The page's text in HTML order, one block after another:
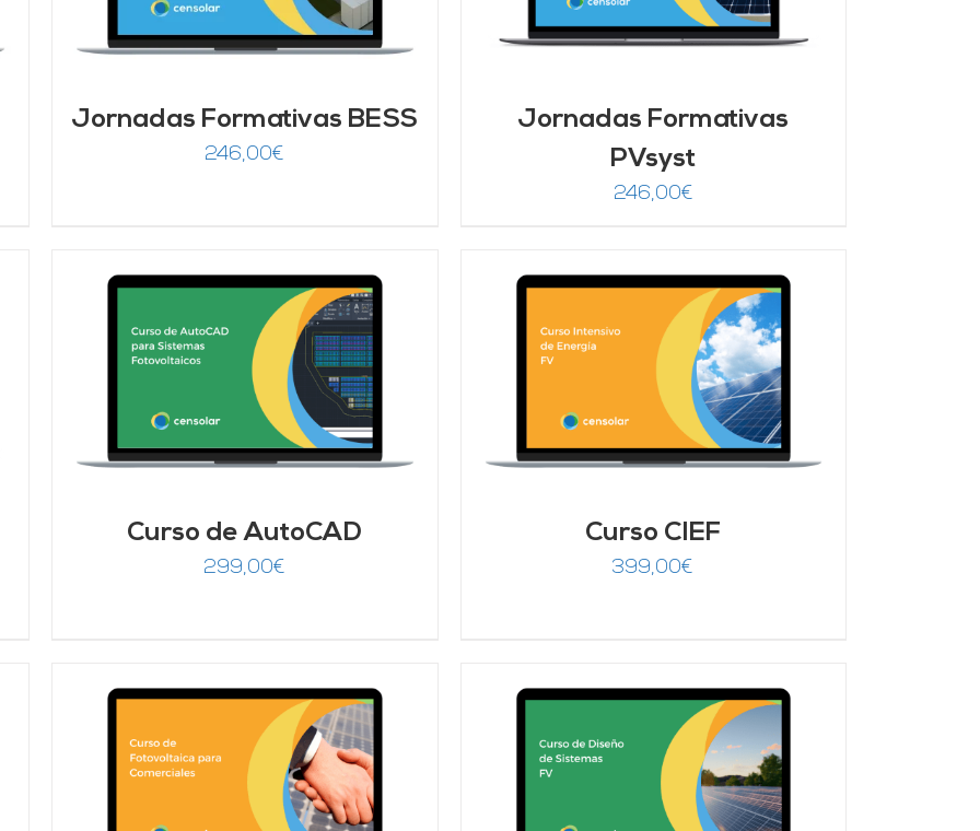
Jornadas Formativas BESS
246,00€
Jornadas Formativas
PVsyst
246,00€
Curso de AutoCAD
299,00€
AÑADIR AL CARRITO DETALLES
Curso CIEF
399,00€
Valorado
4.67 de 5
AÑADIR AL CARRITO / DETALLES